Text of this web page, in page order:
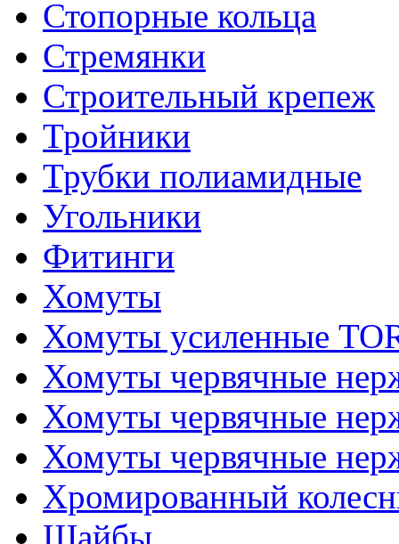
Стопорные кольца
Стремянки
Строительный крепеж
Тройники
Трубки полиамидные
Угольники
Фитинги
Хомуты
Хомуты усиленные
Хомуты червячные
Хомуты червячные
Хомуты червячные
Хромированный
Шайбы